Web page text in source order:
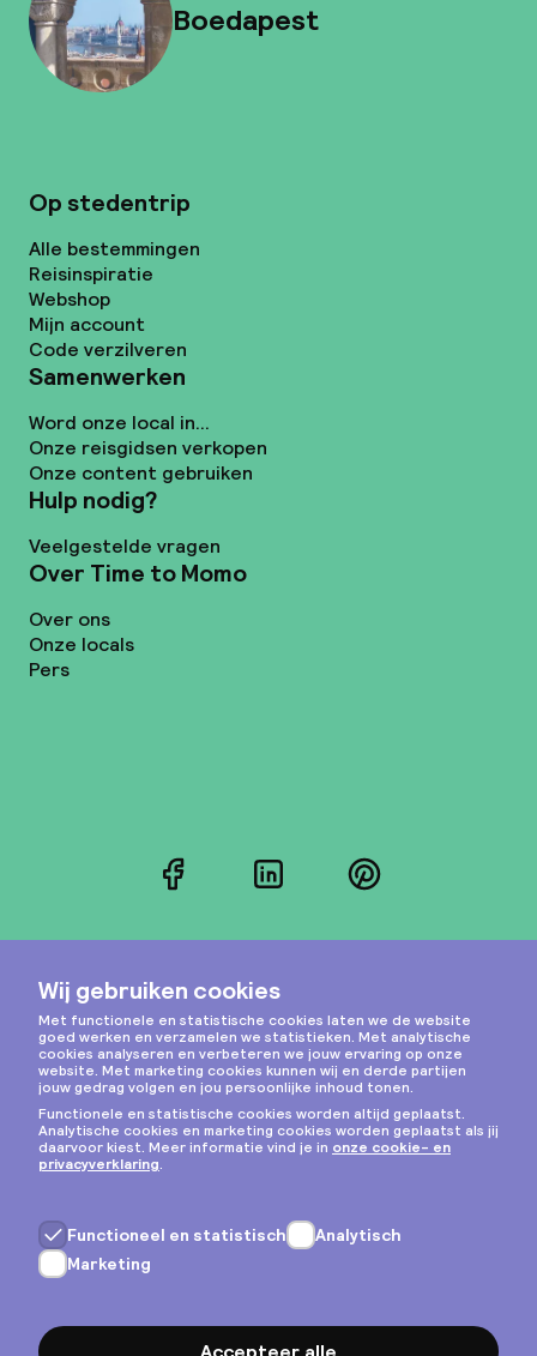
Boedapest
Op stedentrip
Alle bestemmingen
Reisinspiratie
Webshop
Mijn account
Code verzilveren
Samenwerken
Word onze local in...
Onze reisgidsen verkopen
Onze content gebruiken
Hulp nodig?
Veelgestelde vragen
Over Time to Momo
Over ons
Onze locals
Pers
FacebookLinkedInPinterest
Instagram
Privacy & cookies
Algemene voorwaarden